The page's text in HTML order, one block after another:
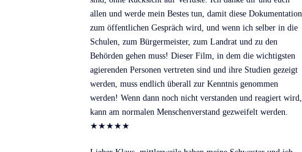
allen und werde mein Bestes tun, damit diese Dokumentation
zum öffentlichen Gespräch wird, und wenn ich selber in die
Schulen, zum Bürgermeister, zum Landrat und zu den
Behörden gehen muss! Dieser Film, in dem die wichtigsten
agierenden Personen vertreten sind und ihre Studien gezeigt
werden, muss endlich überall zur Kenntnis genommen
werden! Wenn dann noch nicht verstanden und reagiert wird,
kann am normalen Menschenverstand gezweifelt werden.
★★★★★